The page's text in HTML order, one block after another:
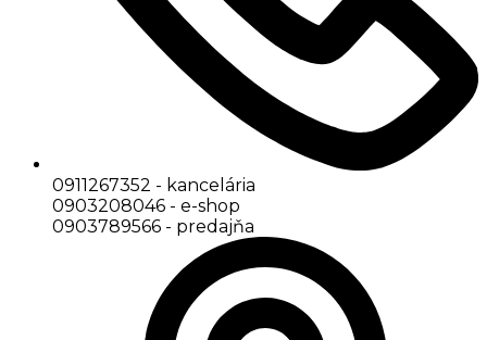
0911267352 - kancelária
0903208046 - e-shop
0903789566 - predajňa